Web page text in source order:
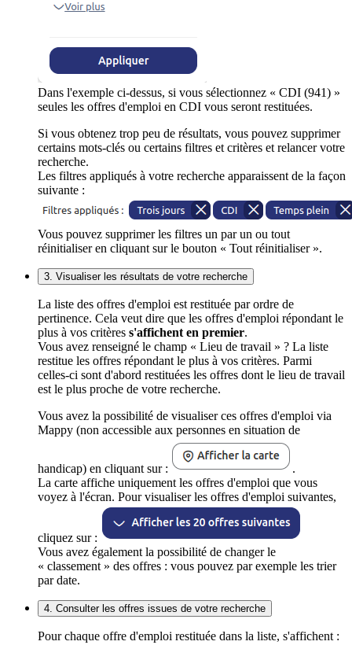
Dans l'exemple ci-dessus, si vous sélectionnez « CDI (941) »
seules les offres d'emploi en CDI vous seront restituées.
Si vous obtenez trop peu de résultats, vous pouvez supprimer
certains mots-clés ou certains filtres et critères et relancer votre
recherche.
Les filtres appliqués à votre recherche apparaissent de la façon
suivante :
Vous pouvez supprimer les filtres un par un ou tout
réinitialiser en cliquant sur le bouton « Tout réinitialiser ».
3. Visualiser les résultats de votre recherche
La liste des offres d'emploi est restituée par ordre de
pertinence. Cela veut dire que les offres d'emploi répondant le
plus à vos critères s'affichent en premier.
Vous avez renseigné le champ « Lieu de travail » ? La liste
restitue les offres répondant le plus à vos critères. Parmi
celles-ci sont d'abord restituées les offres dont le lieu de travail
est le plus proche de votre recherche.
Vous avez la possibilité de visualiser ces offres d'emploi via
Mappy (non accessible aux personnes en situation de
handicap) en cliquant sur :
.
La carte affiche uniquement les offres d'emploi que vous
voyez à l'écran. Pour visualiser les offres d'emploi suivantes,
cliquez sur :
Vous avez également la possibilité de changer le
« classement » des offres : vous pouvez par exemple les trier
par date.
4. Consulter les offres issues de votre recherche
Pour chaque offre d'emploi restituée dans la liste, s'affichent :